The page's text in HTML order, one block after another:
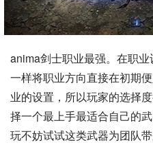
anima剑士职业最强。在职
一样将职业方向直接在初期
业的设置，所以玩家的选择
择一个最上手最适合自己的
玩不妨试试这类武器为团队